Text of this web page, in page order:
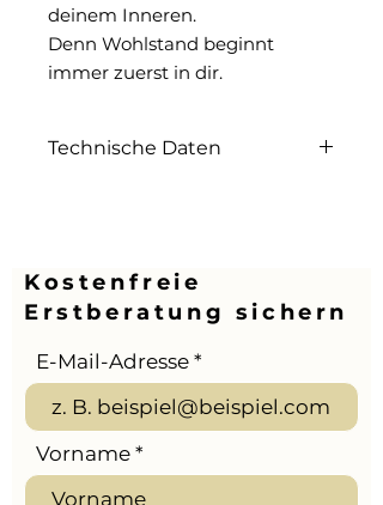
deinem Inneren.
Denn Wohlstand beginnt
immer zuerst in dir.
Technische Daten
Kostenfreie
Erstberatung sichern
E-Mail-Adresse
Vorname